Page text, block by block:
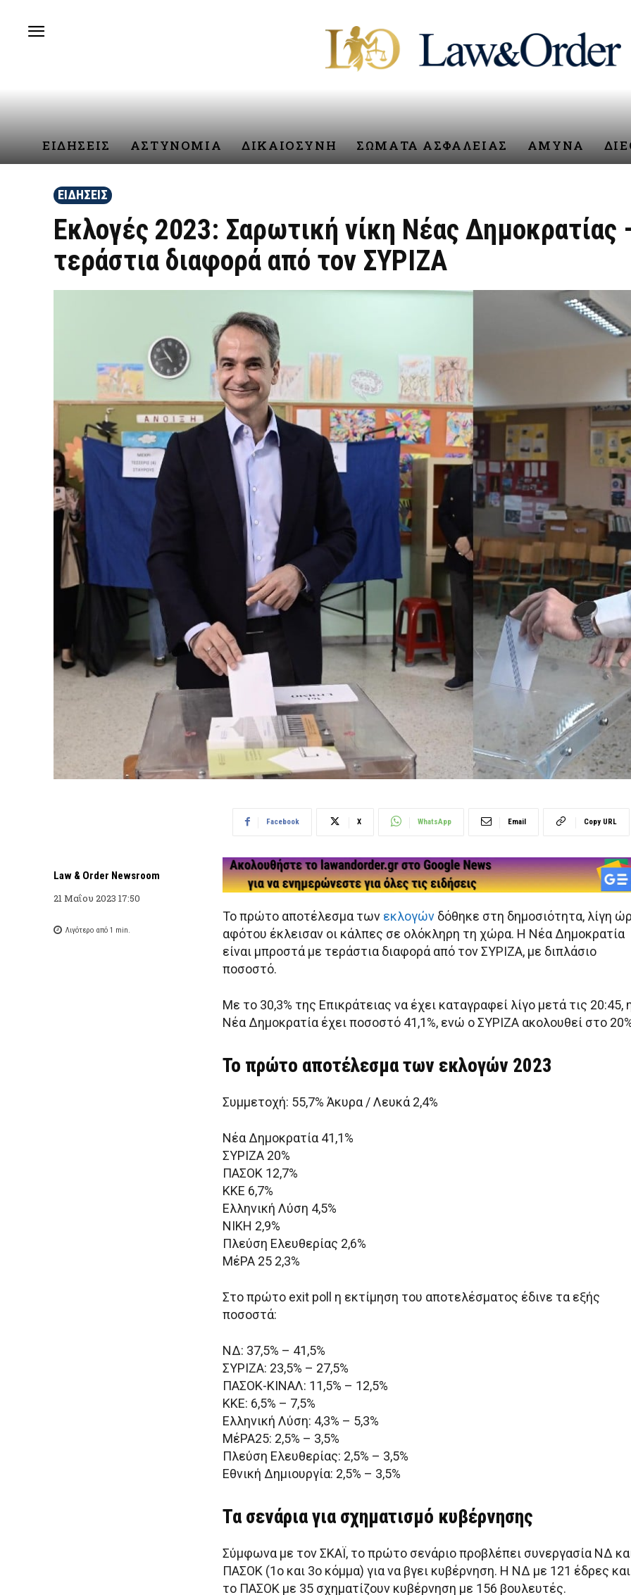
ΕΙΔΗΣΕΙΣ ΑΣΤΥΝΟΜΙΑ ΔΙΚΑΙΟΣΥΝΗ ΣΩΜΑΤΑ ΑΣΦΑΛΕΙΑΣ ΑΜΥΝΑ
ΕΙΔΗΣΕΙΣ
Εκλογές 2023: Σαρωτική νίκη Νέας Δημοκρατίας
τεράστια διαφορά από τον ΣΥΡΙΖΑ
Law & Order Newsroom
21 Μαΐου 2023 17:50
Λιγότερο από 1 min.
Facebook X WhatsApp Email Copy URL
Το πρώτο αποτέλεσμα των εκλογών δόθηκε στη δημοσιότητα, λίγη
αφότου έκλεισαν οι κάλπες σε ολόκληρη τη χώρα. Η Νέα Δημοκρατία
είναι μπροστά με τεράστια διαφορά από τον ΣΥΡΙΖΑ, με διπλάσιο
ποσοστό.
Με το 30,3% της Επικράτειας να έχει καταγραφεί λίγο μετά τις 20:45,
Νέα Δημοκρατία έχει ποσοστό 41,1%, ενώ ο ΣΥΡΙΖΑ ακολουθεί στο
Το πρώτο αποτέλεσμα των εκλογών 2023
Συμμετοχή: 55,7% Άκυρα / Λευκά 2,4%
Νέα Δημοκρατία 41,1%
ΣΥΡΙΖΑ 20%
ΠΑΣΟΚ 12,7%
ΚΚΕ 6,7%
Ελληνική Λύση 4,5%
ΝΙΚΗ 2,9%
Πλεύση Ελευθερίας 2,6%
ΜέΡΑ 25 2,3%
Στο πρώτο exit poll η εκτίμηση του αποτελέσματος έδινε τα εξής
ποσοστά:
ΝΔ: 37,5% – 41,5%
ΣΥΡΙΖΑ: 23,5% – 27,5%
ΠΑΣΟΚ-ΚΙΝΑΛ: 11,5% – 12,5%
ΚΚΕ: 6,5% – 7,5%
Ελληνική Λύση: 4,3% – 5,3%
ΜέΡΑ25: 2,5% – 3,5%
Πλεύση Ελευθερίας: 2,5% – 3,5%
Εθνική Δημιουργία: 2,5% – 3,5%
Τα σενάρια για σχηματισμό κυβέρνησης
Σύμφωνα με τον ΣΚΑΪ, το πρώτο σενάριο προβλέπει συνεργασία ΝΔ
ΠΑΣΟΚ (1ο και 3ο κόμμα) για να βγει κυβέρνηση. Η ΝΔ με 121 έδρες και
το ΠΑΣΟΚ με 35 σχηματίζουν κυβέρνηση με 156 βουλευτές.